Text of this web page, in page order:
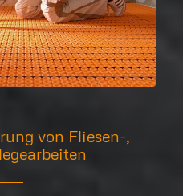
von Fliesen-,